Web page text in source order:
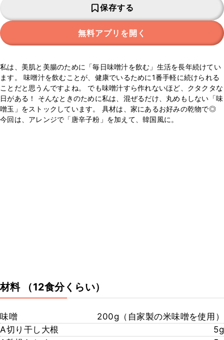
保存する
無料アプリを開く
私は、美肌と美腸のために「毎日味噌汁を飲む」生活を長年続けてい
ます。 味噌汁を飲むことが、健康でいるために1番手軽に続けられる
ことだと思うんですよね。 でも味噌汁すら作れないほど、クタクタな
日がある！ そんなときのために私は、混ぜるだけ、丸めもしない「味
噌玉」をストックしています。 具材は、家にあるお好みの乾物で◎
今回は、アレンジで「唐辛子粉」を加えて、韓国風に。
材料 （12食分くらい）
味噌
200g（自家製の米味噌を使用）
A切り干し大根
5g